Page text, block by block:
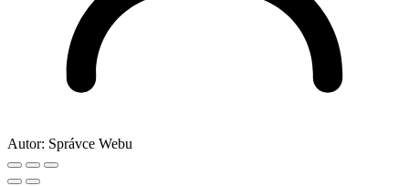
Autor: Správce Webu